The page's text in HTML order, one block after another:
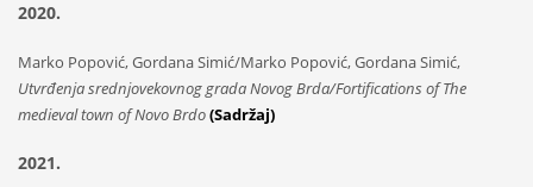
2020.
Marko Popović, Gordana Simić/Marko Popović, Gordana Simić,
Utvrđenja srednjovekovnog grada Novog Brda/Fortifications of The
medieval town of Novo Brdo(Sadržaj)
2021.